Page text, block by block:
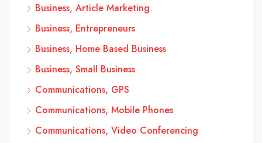
Business, Article Marketing
Business, Entrepreneurs
Business, Home Based Business
Business, Small Business
Communications, GPS
Communications, Mobile Phones
Communications, Video Conferencing